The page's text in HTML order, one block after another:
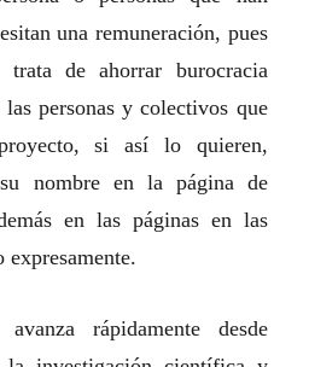
una remuneración, pues
de ahorrar burocracia
personas y colectivos que
si así lo quieren,
nombre en la página de
en las páginas en las
expresamente.
rápidamente desde